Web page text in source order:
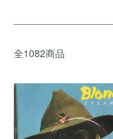
全1082商品